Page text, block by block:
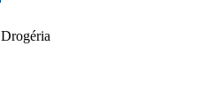
Drogéria